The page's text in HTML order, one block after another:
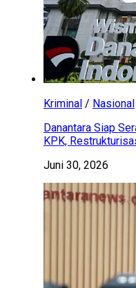
Kriminal / Nasional
Danantara Siap
KPK,
Juni 30, 2026